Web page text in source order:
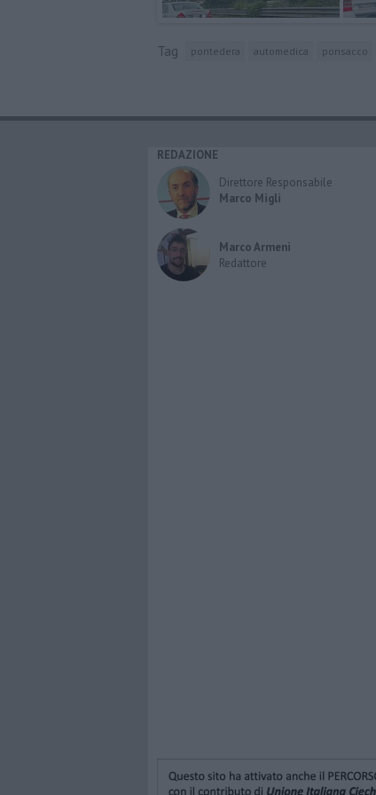
Tag pontedera automedica ponsacco
REDAZIONE
Direttore Responsabile
Marco Migli
Marco Armeni
Redattore